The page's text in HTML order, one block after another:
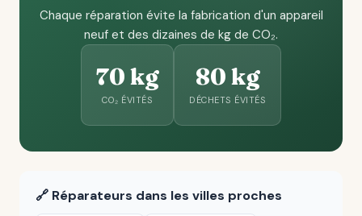
Chaque réparation évite la fabrication d'un appareil
neuf et des dizaines de kg de CO₂.
70 kg
CO₂ ÉVITÉS
80 kg
DÉCHETS ÉVITÉS
🔗 Réparateurs dans les villes proches